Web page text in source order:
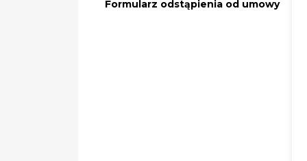
Formularz odstąpienia od umowy